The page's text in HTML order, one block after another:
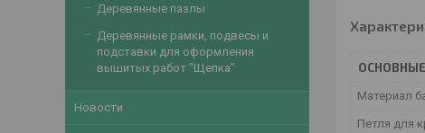
ОСНОВНЫЕ
Материал
Петля для
Деревянные пазлы
Деревянные рамки, подвесы и
подставки для оформления
вышитых работ "Щепка"
Новости